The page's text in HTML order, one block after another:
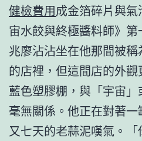
健檢費用成金箔碎片與
宙水餃與終極醬料師》
兆廖沾沾坐在他那間被稱
的店裡，但這間店的外
藍色塑膠棚，與「宇宙
毫無關係。他正在對著
又七天的老蒜泥嘆氣。